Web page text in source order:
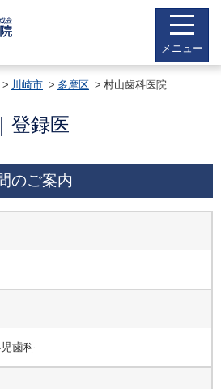
メニュー
川崎市 多摩区 村山歯科医院
登録医
のご案内
歯科